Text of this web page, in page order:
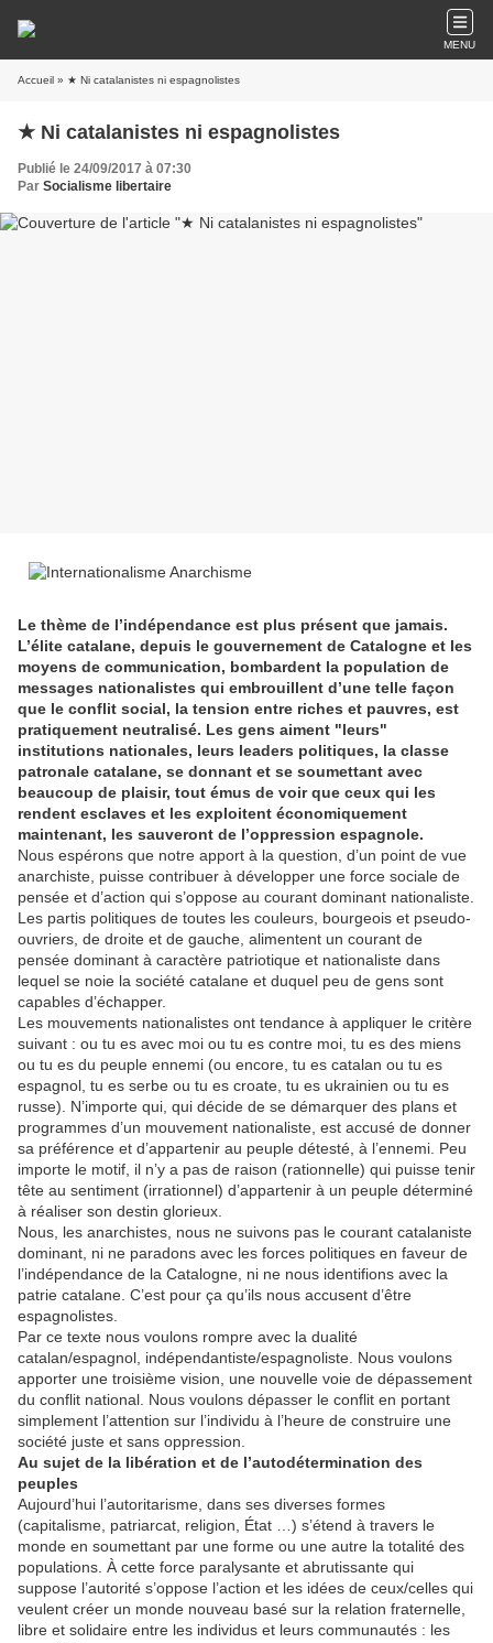
MENU
Accueil » ★ Ni catalanistes ni espagnolistes
★ Ni catalanistes ni espagnolistes
Publié le 24/09/2017 à 07:30
Par Socialisme libertaire
Le thème de l’indépendance est plus présent que jamais.
L’élite catalane, depuis le gouvernement de Catalogne et les
moyens de communication, bombardent la population de
messages nationalistes qui embrouillent d’une telle façon
que le conflit social, la tension entre riches et pauvres, est
pratiquement neutralisé. Les gens aiment "leurs"
institutions nationales, leurs leaders politiques, la classe
patronale catalane, se donnant et se soumettant avec
beaucoup de plaisir, tout émus de voir que ceux qui les
rendent esclaves et les exploitent économiquement
maintenant, les sauveront de l’oppression espagnole.
Nous espérons que notre apport à la question, d’un point de vue
anarchiste, puisse contribuer à développer une force sociale de
pensée et d’action qui s’oppose au courant dominant nationaliste.
Les partis politiques de toutes les couleurs, bourgeois et pseudo-
ouvriers, de droite et de gauche, alimentent un courant de
pensée dominant à caractère patriotique et nationaliste dans
lequel se noie la société catalane et duquel peu de gens sont
capables d’échapper.
Les mouvements nationalistes ont tendance à appliquer le critère
suivant : ou tu es avec moi ou tu es contre moi, tu es des miens
ou tu es du peuple ennemi (ou encore, tu es catalan ou tu es
espagnol, tu es serbe ou tu es croate, tu es ukrainien ou tu es
russe). N’importe qui, qui décide de se démarquer des plans et
programmes d’un mouvement nationaliste, est accusé de donner
sa préférence et d’appartenir au peuple détesté, à l’ennemi. Peu
importe le motif, il n’y a pas de raison (rationnelle) qui puisse tenir
tête au sentiment (irrationnel) d’appartenir à un peuple déterminé
à réaliser son destin glorieux.
Nous, les anarchistes, nous ne suivons pas le courant catalaniste
dominant, ni ne paradons avec les forces politiques en faveur de
l’indépendance de la Catalogne, ni ne nous identifions avec la
patrie catalane. C’est pour ça qu’ils nous accusent d’être
espagnolistes.
Par ce texte nous voulons rompre avec la dualité
catalan/espagnol, indépendantiste/espagnoliste. Nous voulons
apporter une troisième vision, une nouvelle voie de dépassement
du conflit national. Nous voulons dépasser le conflit en portant
simplement l’attention sur l’individu à l’heure de construire une
société juste et sans oppression.
Au sujet de la libération et de l’autodétermination des
peuples
Aujourd’hui l’autoritarisme, dans ses diverses formes
(capitalisme, patriarcat, religion, État …) s’étend à travers le
monde en soumettant par une forme ou une autre la totalité des
populations. À cette force paralysante et abrutissante qui
suppose l’autorité s’oppose l’action et les idées de ceux/celles qui
veulent créer un monde nouveau basé sur la relation fraternelle,
libre et solidaire entre les individus et leurs communautés : les